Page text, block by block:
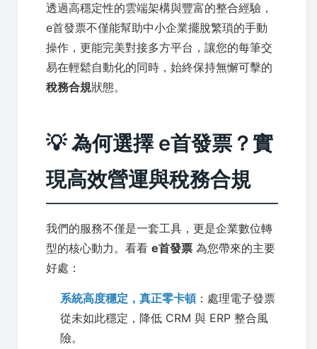
透過高穩定性的雲端架構與豐富的整合經驗，
e首發票不僅能幫助中小企業擺脫繁瑣的手動
操作，更能完美對接多方平台，讓您的每筆交
易在輕鬆自動化的同時，始終保持無懈可擊的
稅務合規狀態。
💡 為何選擇 e首發票？實
現高效營運與稅務合規
我們的服務不僅是一套工具，更是企業數位轉
型的核心動力。看看 e首發票 為您帶來的主要
好處：
系統高度穩定，真正零卡頓 ：處理電子發票
從未如此穩定，降低 CRM 與 ERP 整合風
險。